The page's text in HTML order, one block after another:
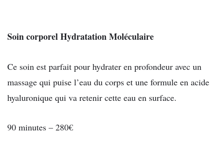
Soin corporel Hydratation Moléculaire
Ce soin est parfait pour hydrater en profondeur avec un
massage qui puise l’eau du corps et une formule en acide
hyaluronique qui va retenir cette eau en surface.
90 minutes – 280€